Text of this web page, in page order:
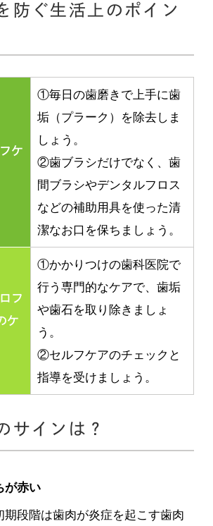
防ぐ生活上のポイン
ケ
①毎日の歯磨きで上手に歯
垢（プラーク）を除去しま
しょう。
②歯ブラシだけでなく、歯
間ブラシやデンタルフロス
などの補助用具を使った清
潔なお口を保ちましょう。
フ
ケ
①かかりつけの歯科医院で
行う専門的なケアで、歯垢
や歯石を取り除きましょ
う。
②セルフケアのチェックと
指導を受けましょう。
サインは？
が赤い
期段階は歯肉が炎症を起こす歯肉